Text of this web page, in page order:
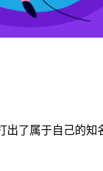
了属于自己的